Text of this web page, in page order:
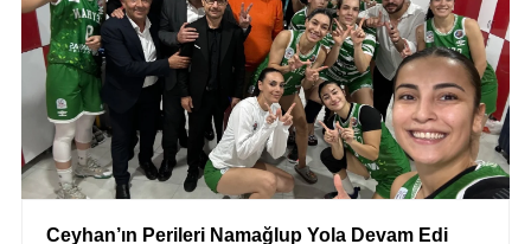
Ceyhan’ın Perileri Namağlup Yola Devam Edi